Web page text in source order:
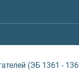
(ЭБ 1361 -